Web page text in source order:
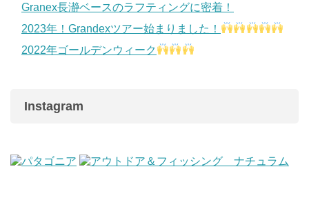
Granex長瀞ベースのラフティングに密着！
2023年！Grandexツアー始まりました！
2022年ゴールデンウィーク
Instagram